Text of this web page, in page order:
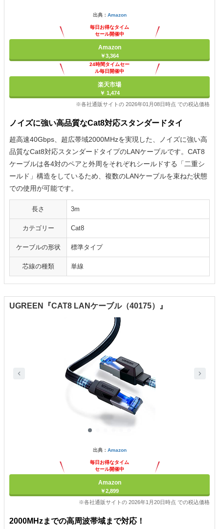
出典： Amazon
毎日お得なタイム
セール開催中
Amazon
￥3,364
24時間タイムセー
ル毎日開催中
楽天市場
￥ 1,474
※各社通販サイトの 2026年01月08日時点 での税込価格
ノイズに強い高品質なCat8対応スタンダードタイ
超高速40Gbps、超広帯域2000MHzを実現した、ノイズに強い高
品質なCat8対応スタンダードタイプのLANケーブルです。CAT8
ケーブルは各4対のペアと外周をそれぞれシールドする「二重シ
ールド」構造をしているため、複数のLANケーブルを束ねた状態
での使用が可能です。
長さ 3m
カテゴリー Cat8
ケーブルの形状 標準タイプ
芯線の種類 単線
UGREEN『CAT8 LANケーブル（40175）』
出典： Amazon
毎日お得なタイム
セール開催中
Amazon
￥2,899
※各社通販サイトの 2026年1月20日時点 での税込価格
2000MHzまでの高周波帯域まで対応！